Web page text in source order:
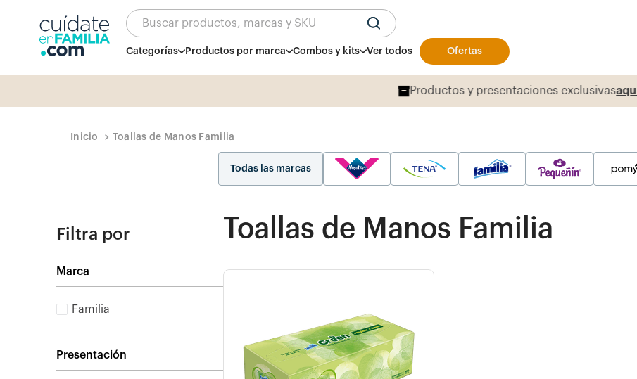
Buscar productos, marcas y SKU
Categorías Productos por marca Combos y kits Ver todos Ofertas
Productos y presentaciones exclusivasaquí
Toallas de Manos Familia
Todas las marcas
Filtra por
Marca
Familia
Presentación
Toallas de Manos Familia